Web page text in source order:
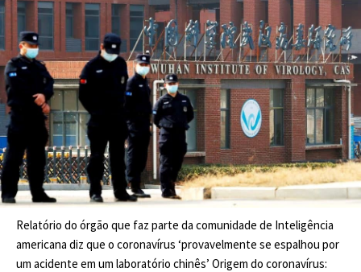
Relatório do órgão que faz parte da comunidade de Inteligência
americana diz que o coronavírus ‘provavelmente se espalhou por
um acidente em um laboratório chinês’ Origem do coronavírus: